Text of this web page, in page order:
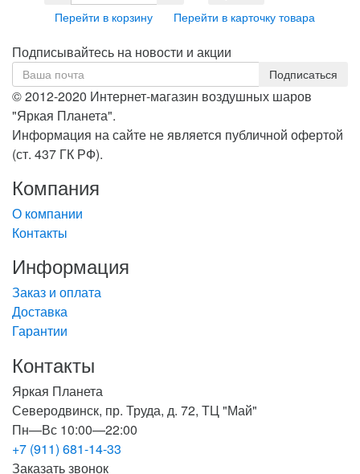
Перейти в корзину Перейти в карточку товара
Подписывайтесь на новости и акции
© 2012-2020 Интернет-магазин воздушных шаров
"Яркая Планета".
Информация на сайте не является публичной офертой
(ст. 437 ГК РФ).
Компания
О компании
Контакты
Информация
Заказ и оплата
Доставка
Гарантии
Контакты
Яркая Планета
Северодвинск, пр. Труда, д. 72, ТЦ "Май"
Пн—Вс 10:00—22:00
+7 (911) 681-14-33
Заказать звонок